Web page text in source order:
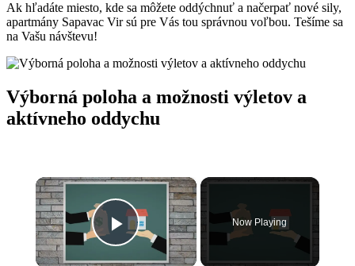
Ak hľadáte miesto, kde sa môžete oddýchnuť a načerpať nové sily,
apartmány Sapavac Vir sú pre Vás tou správnou voľbou. Tešíme sa
na Vašu návštevu!
Výborná poloha a možnosti výletov a
aktívneho oddychu
×
Play Video
Now Playing